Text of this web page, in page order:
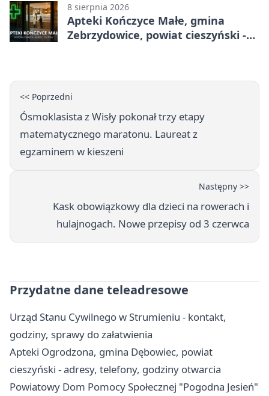
8 sierpnia 2026
Apteki Kończyce Małe, gmina
Zebrzydowice, powiat cieszyński -
<< Poprzedni
Ósmoklasista z Wisły pokonał trzy etapy
matematycznego maratonu. Laureat z
egzaminem w kieszeni
Następny >>
Kask obowiązkowy dla dzieci na rowerach i
hulajnogach. Nowe przepisy od 3 czerwca
Przydatne dane teleadresowe
Urząd Stanu Cywilnego w Strumieniu - kontakt,
godziny, sprawy do załatwienia
Apteki Ogrodzona, gmina Dębowiec, powiat
cieszyński - adresy, telefony, godziny otwarcia
Powiatowy Dom Pomocy Społecznej "Pogodna Jesień"